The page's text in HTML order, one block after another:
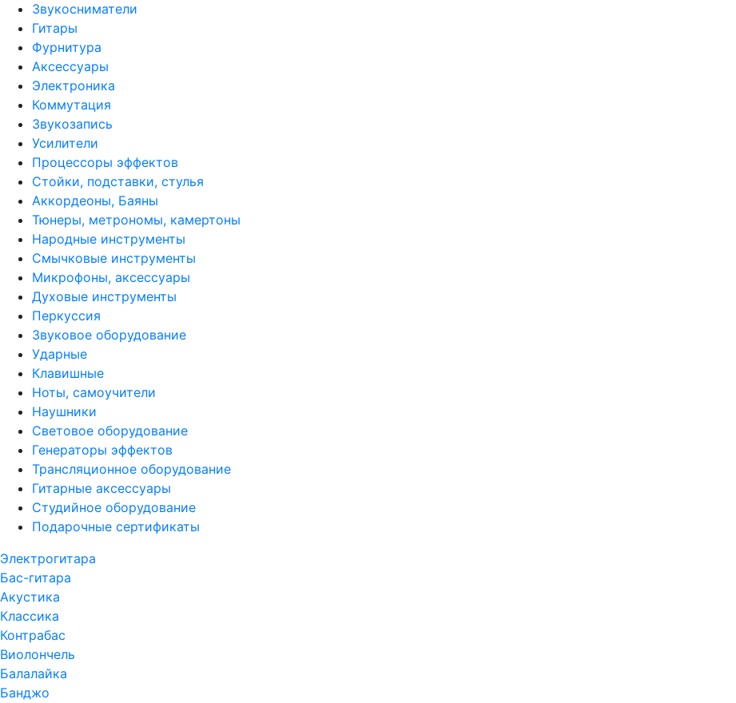
Звукосниматели
Гитары
Фурнитура
Аксессуары
Электроника
Коммутация
Звукозапись
Усилители
Процессоры эффектов
Стойки, подставки, стулья
Аккордеоны, Баяны
Тюнеры, метрономы, камертоны
Народные инструменты
Смычковые инструменты
Микрофоны, аксессуары
Духовые инструменты
Перкуссия
Звуковое оборудование
Ударные
Клавишные
Ноты, самоучители
Наушники
Световое оборудование
Генераторы эффектов
Трансляционное оборудование
Гитарные аксессуары
Студийное оборудование
Подарочные сертификаты
Электрогитара
Бас-гитара
Акустика
Классика
Контрабас
Виолончель
Балалайка
Банджо